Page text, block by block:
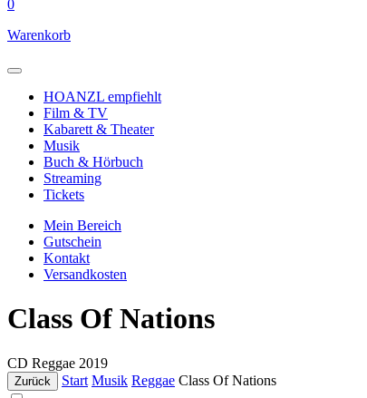
0
Warenkorb
HOANZL empfiehlt
Film & TV
Kabarett & Theater
Musik
Buch & Hörbuch
Streaming
Tickets
Mein Bereich
Gutschein
Kontakt
Versandkosten
Class Of Nations
CD Reggae 2019
Zurück Start Musik Reggae Class Of Nations